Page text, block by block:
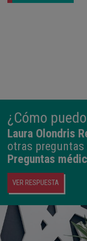
¿Cómo
Laura Olondris
otras preguntas
Preguntas
VER RESPUESTA